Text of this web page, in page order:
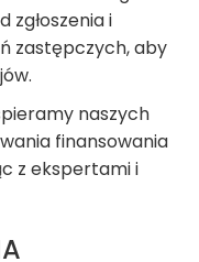
zgłoszenia i
zastępczych, aby
naszych
finansowania
z ekspertami i